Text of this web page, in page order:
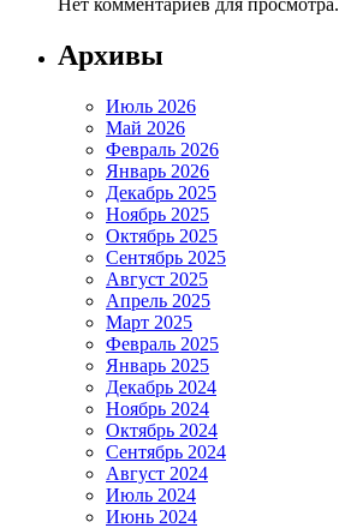
Нет комментариев для просмотра.
Архивы
Июль 2026
Май 2026
Февраль 2026
Январь 2026
Декабрь 2025
Ноябрь 2025
Октябрь 2025
Сентябрь 2025
Август 2025
Апрель 2025
Март 2025
Февраль 2025
Январь 2025
Декабрь 2024
Ноябрь 2024
Октябрь 2024
Сентябрь 2024
Август 2024
Июль 2024
Июнь 2024